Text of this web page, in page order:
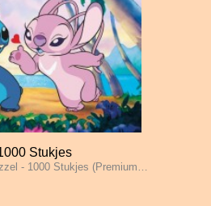
Stukjes
- 1000 Stukjes (Premium…